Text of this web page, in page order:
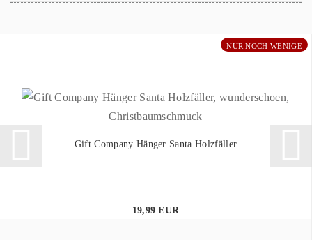
NUR NOCH WENIGE
Gift Company Hänger Santa Holzfäller
19,99 EUR